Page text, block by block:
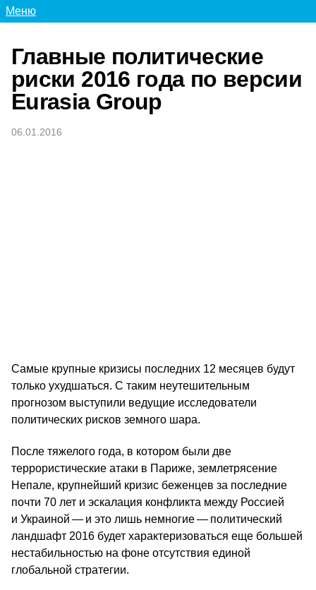
Меню
Главные политические
риски 2016 года по версии
Eurasia Group
06.01.2016
Самые крупные кризисы последних 12 месяцев будут
только ухудшаться. С таким неутешительным
прогнозом выступили ведущие исследователи
политических рисков земного шара.
После тяжелого года, в котором были две
террористические атаки в Париже, землетрясение
Непале, крупнейший кризис беженцев за последние
почти 70 лет и эскалация конфликта между Россией
и Украиной — и это лишь немногие — политический
ландшафт 2016 будет характеризоваться еще большей
нестабильностью на фоне отсутствия единой
глобальной стратегии.